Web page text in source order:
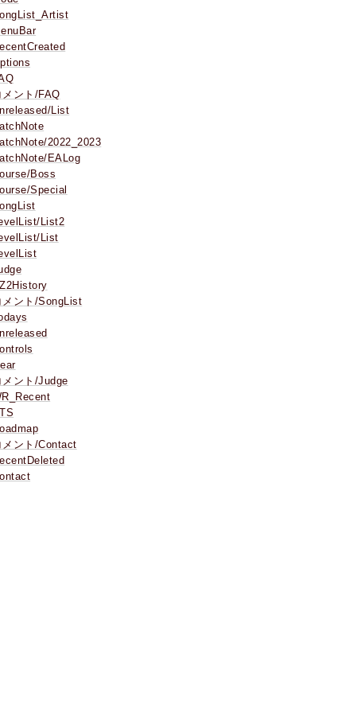
メント/FAQ
List
2022_2023
EALog
Boss
Special
List2
List
メント/SongList
メント/Judge
メント/Contact